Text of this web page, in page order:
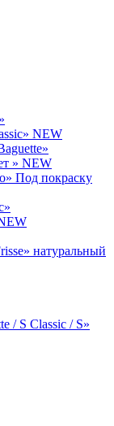
NEW
» NEW
Под покраску
натуральный
/ S Classic / S»